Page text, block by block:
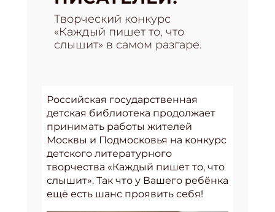
Творческий конкурс
«Каждый пишет то, что
слышит» в самом разгаре.
Российская государственная
детская библиотека продолжает
принимать работы жителей
Москвы и Подмосковья на конкурс
детского литературного
творчества «Каждый пишет то, что
слышит». Так что у Вашего ребёнка
ещё есть шанс проявить себя!